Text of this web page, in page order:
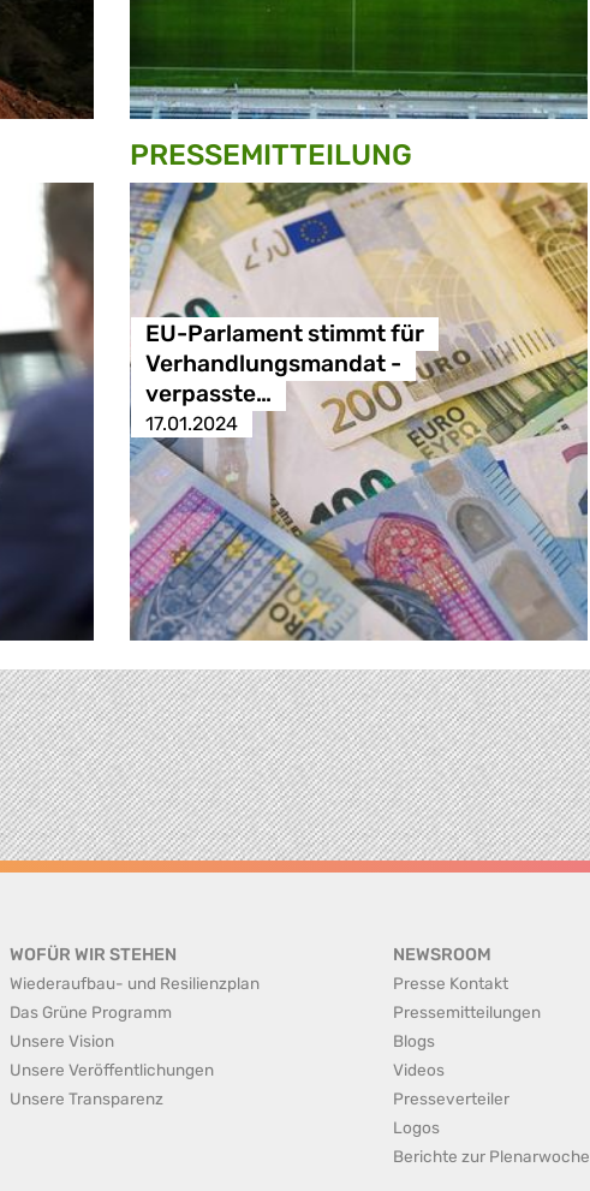
PRESSE­MITTEILUNG
EU-Parlament stimmt für
Verhandlungsmandat -
verpasste…
17.01.2024
WOFÜR WIR STEHEN
Wiederaufbau- und Resilienzplan
Das Grüne Programm
Unsere Vision
Unsere Veröffentlichungen
Unsere Transparenz
NEWSROOM
Presse Kontakt
Pressemitteilungen
Blogs
Videos
Presseverteiler
Logos
Berichte zur Plenarwoche